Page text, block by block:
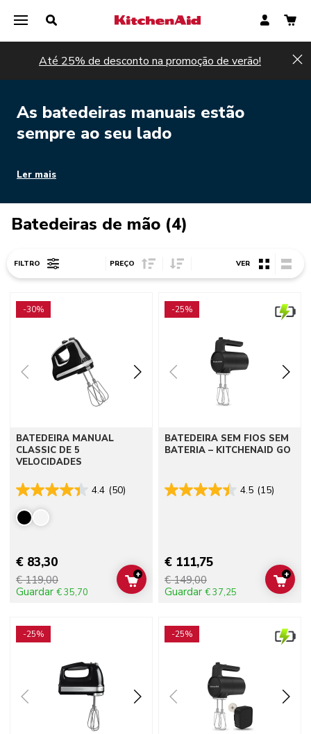
Até 25% de desconto na promoção de verão!
As batedeiras manuais estão
sempre ao seu lado
Ler mais
Batedeiras de mão (4)
FILTRO PREÇO Sort Price ascending
Sort Price descending
VER
-30%
BATEDEIRA MANUAL
CLASSIC DE 5
VELOCIDADES
4.4 (50)
€ 83,30
€ 119,00
Guardar € 35,70
ADD TO CART
+
-25%
BATEDEIRA SEM FIOS SEM
BATERIA – KITCHENAID GO
4.5 (15)
€ 111,75
€ 149,00
Guardar € 37,25
ADD
+
-25% -25%